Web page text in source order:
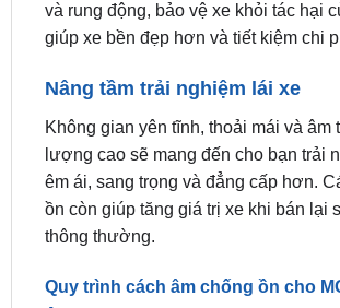
Nâng tầm trải nghiệm lái xe
lượng cao sẽ mang đến cho bạn trải
êm ái, sang trọng và đẳng cấp hơn.
ồn còn giúp tăng giá trị xe khi bán lại
thông thường.
Quy trình cách âm chống ồn cho
Bước 1: Các kỹ thuật viên sẽ kiểm